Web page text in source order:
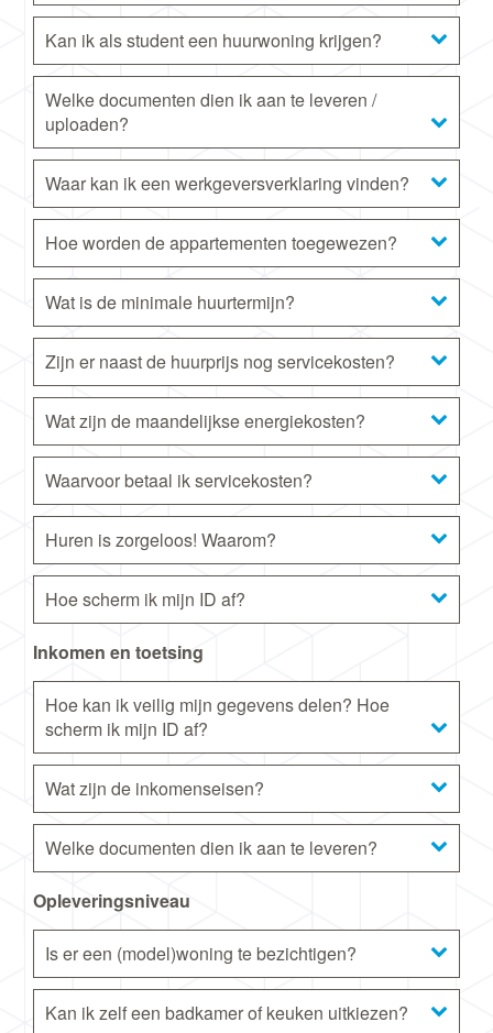
Kan ik als student een huurwoning krijgen?
Welke documenten dien ik aan te leveren /
uploaden?
Waar kan ik een werkgeversverklaring vinden?
Hoe worden de appartementen toegewezen?
Wat is de minimale huurtermijn?
Zijn er naast de huurprijs nog servicekosten?
Wat zijn de maandelijkse energiekosten?
Waarvoor betaal ik servicekosten?
Huren is zorgeloos! Waarom?
Hoe scherm ik mijn ID af?
Inkomen en toetsing
Hoe kan ik veilig mijn gegevens delen? Hoe
scherm ik mijn ID af?
Wat zijn de inkomenseisen?
Welke documenten dien ik aan te leveren?
Opleveringsniveau
Is er een (model)woning te bezichtigen?
Kan ik zelf een badkamer of keuken uitkiezen?